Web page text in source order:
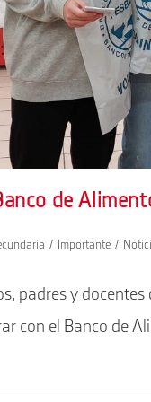
de
/ Importante /
padres y
con el Banco de